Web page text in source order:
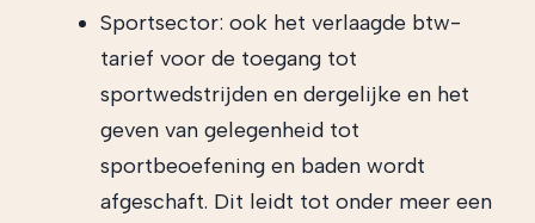
Sportsector: ook het verlaagde btw-
tarief voor de toegang tot
sportwedstrijden en dergelijke en het
geven van gelegenheid tot
sportbeoefening en baden wordt
afgeschaft. Dit leidt tot onder meer een